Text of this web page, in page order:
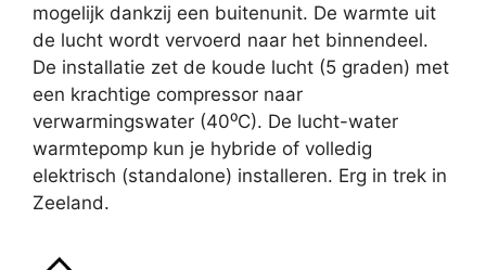
mogelijk dankzij een buitenunit. De warmte uit
de lucht wordt vervoerd naar het binnendeel.
De installatie zet de koude lucht (5 graden) met
een krachtige compressor naar
verwarmingswater (40⁰C). De lucht-water
warmtepomp kun je hybride of volledig
elektrisch (standalone) installeren. Erg in trek in
Zeeland.